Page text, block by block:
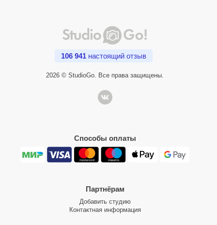
106 941 настоящий отзыв
2026 © StudioGo. Все права защищены.
Способы оплаты
Партнёрам
Добавить студию
Контактная информация